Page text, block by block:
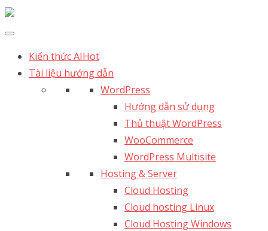
Kiến thức AIHot
Tài liệu hướng dẫn
WordPress
Hướng dẫn sử dụng
Thủ thuật WordPress
WooCommerce
WordPress Multisite
Hosting & Server
Cloud Hosting
Cloud hosting Linux
Cloud Hosting Windows